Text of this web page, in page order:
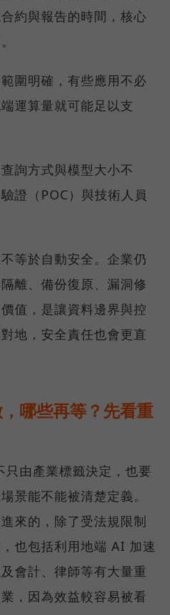
約與報告的時間，核心
圍明確，有些應用不必
運算量就可能足以支
詢方式與模型大小不
證（POC）與技術人員
等於自動安全。企業仍
離、備份復原、漏洞修
值，是讓資料邊界與控
地，安全責任也會更直
哪些再等？先看重
由產業標籤決定，也要
景能不能被清楚定義。
來的，除了受法規限制
也包括利用地端 AI 加速
會計、律師等有大量重
，因為效益較容易被看